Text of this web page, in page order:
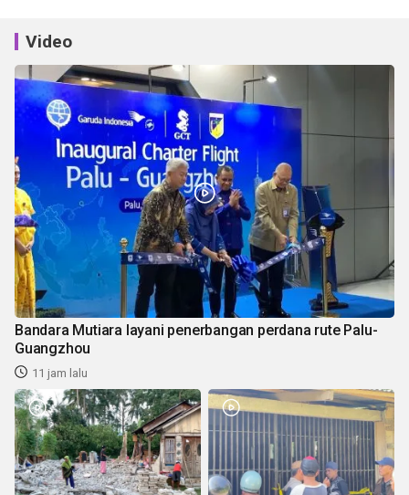
Video
Bandara Mutiara layani penerbangan perdana rute Palu-
Guangzhou
11 jam lalu